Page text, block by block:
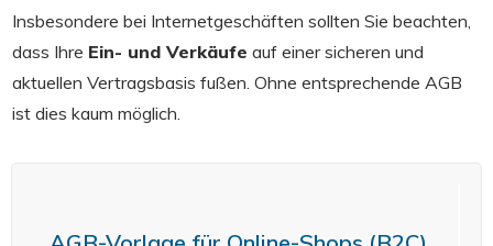
Insbesondere bei Internetgeschäften sollten Sie beachten,
dass Ihre Ein- und Verkäufe auf einer sicheren und
aktuellen Vertragsbasis fußen. Ohne entsprechende AGB
ist dies kaum möglich.